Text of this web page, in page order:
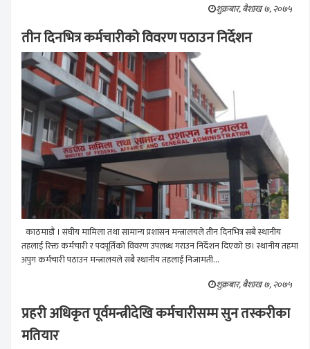
शुक्रबार, बैशाख ७, २०७५
तीन दिनभित्र कर्मचारीको विवरण पठाउन निर्देशन
काठमाडौं । संघीय मामिला तथा सामान्य प्रशासन मन्त्रालयले तीन दिनभित्र सबै स्थानीय
तहलाई रिक्त कर्मचारी र पदपूर्तिको विवरण उपलब्ध गराउन निर्देशन दिएको छ। स्थानीय तहमा
अपुग कर्मचारी पठाउन मन्त्रालयले सबै स्थानीय तहलाई निजामती...
शुक्रबार, बैशाख ७, २०७५
प्रहरी अधिकृत पूर्वमन्त्रीदेखि कर्मचारीसम्म सुन तस्करीका
मतियार